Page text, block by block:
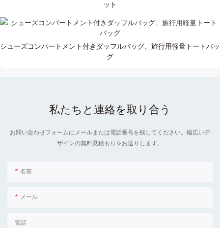
ット
シューズコンパートメント付きダッフルバッグ、旅行用軽量トートバッ
グ
私たちと連絡を取り合う
お問い合わせフォームにメールまたは電話番号を残してください。幅広いデ
ザインの無料見積もりをお送りします。
名前
メール
電話